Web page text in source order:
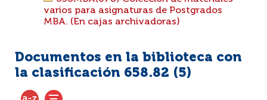
varios para asignaturas de Postgrados
MBA. (En cajas archivadoras)
Documentos en la biblioteca con
la clasificación 658.82 (5)